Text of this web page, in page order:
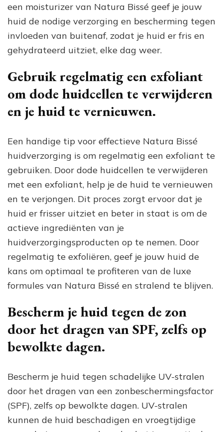
een moisturizer van Natura Bissé geef je jouw
huid de nodige verzorging en bescherming tegen
invloeden van buitenaf, zodat je huid er fris en
gehydrateerd uitziet, elke dag weer.
Gebruik regelmatig een exfoliant
om dode huidcellen te verwijderen
en je huid te vernieuwen.
Een handige tip voor effectieve Natura Bissé
huidverzorging is om regelmatig een exfoliant te
gebruiken. Door dode huidcellen te verwijderen
met een exfoliant, help je de huid te vernieuwen
en te verjongen. Dit proces zorgt ervoor dat je
huid er frisser uitziet en beter in staat is om de
actieve ingrediënten van je
huidverzorgingsproducten op te nemen. Door
regelmatig te exfoliëren, geef je jouw huid de
kans om optimaal te profiteren van de luxe
formules van Natura Bissé en stralend te blijven.
Bescherm je huid tegen de zon
door het dragen van SPF, zelfs op
bewolkte dagen.
Bescherm je huid tegen schadelijke UV-stralen
door het dragen van een zonbeschermingsfactor
(SPF), zelfs op bewolkte dagen. UV-stralen
kunnen de huid beschadigen en vroegtijdige